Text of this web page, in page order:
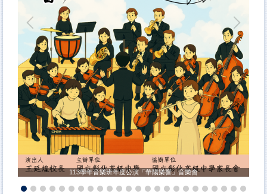
113學年音樂班年度公演「華陽樂響」音樂會